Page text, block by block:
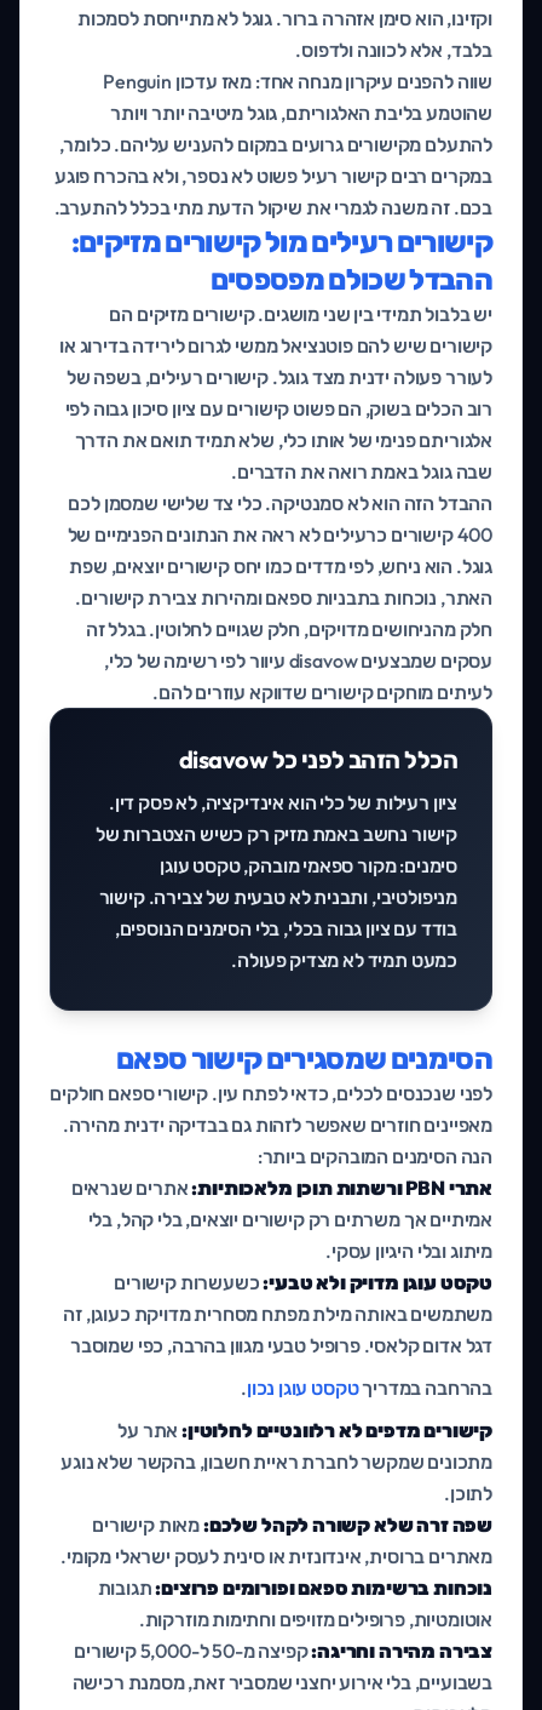
וקזינו, הוא סימן אזהרה ברור. גוגל לא מתייחסת לסמכות
בלבד, אלא לכוונה ולדפוס.
שווה להפנים עיקרון מנחה אחד: מאז עדכון Penguin
שהוטמע בליבת האלגוריתם, גוגל מיטיבה יותר ויותר
להתעלם מקישורים גרועים במקום להעניש עליהם. כלומר,
במקרים רבים קישור רעיל פשוט לא נספר, ולא בהכרח פוגע
בכם. זה משנה לגמרי את שיקול הדעת מתי בכלל להתערב.
קישורים רעילים מול קישורים מזיקים:
ההבדל שכולם מפספסים
יש בלבול תמידי בין שני מושגים. קישורים מזיקים הם
קישורים שיש להם פוטנציאל ממשי לגרום לירידה בדירוג או
לעורר פעולה ידנית מצד גוגל. קישורים רעילים, בשפה של
רוב הכלים בשוק, הם פשוט קישורים עם ציון סיכון גבוה לפי
אלגוריתם פנימי של אותו כלי, שלא תמיד תואם את הדרך
שבה גוגל באמת רואה את הדברים.
ההבדל הזה הוא לא סמנטיקה. כלי צד שלישי שמסמן לכם
400 קישורים כרעילים לא ראה את הנתונים הפנימיים של
גוגל. הוא ניחש, לפי מדדים כמו יחס קישורים יוצאים, שפת
האתר, נוכחות בתבניות ספאם ומהירות צבירת קישורים.
חלק מהניחושים מדויקים, חלק שגויים לחלוטין. בגלל זה
עסקים שמבצעים disavow עיוור לפי רשימה של כלי,
לעיתים מוחקים קישורים שדווקא עוזרים להם.
הכלל הזהב לפני כל disavow
ציון רעילות של כלי הוא אינדיקציה, לא פסק דין.
קישור נחשב באמת מזיק רק כשיש הצטברות של
סימנים: מקור ספאמי מובהק, טקסט עוגן
מניפולטיבי, ותבנית לא טבעית של צבירה. קישור
בודד עם ציון גבוה בכלי, בלי הסימנים הנוספים,
כמעט תמיד לא מצדיק פעולה.
הסימנים שמסגירים קישור ספאם
לפני שנכנסים לכלים, כדאי לפתח עין. קישורי ספאם חולקים
מאפיינים חוזרים שאפשר לזהות גם בבדיקה ידנית מהירה.
הנה הסימנים המובהקים ביותר:
אתרי PBN ורשתות תוכן מלאכותיות:
אתרים שנראים
אמיתיים אך משרתים רק קישורים יוצאים, בלי קהל, בלי
מיתוג ובלי היגיון עסקי.
טקסט עוגן מדויק ולא טבעי:כשעשרות קישורים
משתמשים באותה מילת מפתח מסחרית מדויקת כעוגן, זה
דגל אדום קלאסי. פרופיל טבעי מגוון בהרבה, כפי שמוסבר
בהרחבה במדריךטקסט עוגן נכון.
קישורים מדפים לא רלוונטיים לחלוטין:אתר על
מתכונים שמקשר לחברת ראיית חשבון, בהקשר שלא נוגע
לתוכן.
שפה זרה שלא קשורה לקהל שלכם:מאות קישורים
מאתרים ברוסית, אינדונזית או סינית לעסק ישראלי מקומי.
נוכחות ברשימות ספאם ופורומים פרוצים:תגובות
אוטומטיות, פרופילים מזויפים וחתימות מוזרקות.
צבירה מהירה וחריגה:
קפיצה מ-50 ל-5,000 קישורים
בשבועיים, בלי אירוע יחצני שמסביר זאת, מסמנת רכישה